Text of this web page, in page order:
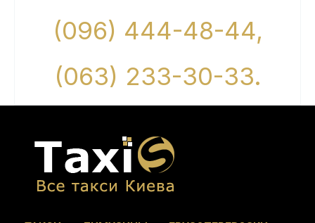
(096) 444-48-44,
(063) 233-30-33.